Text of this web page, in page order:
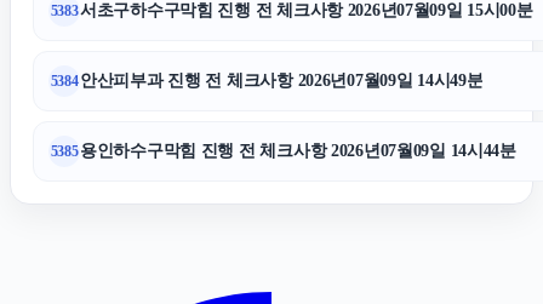
노원구하수구막힘
5383서초구하수구막힘 진행 전 체크사항 2026년07월09일 15시00분
5384안산피부과 진행 전 체크사항 2026년07월09일 14시49분
5385용인하수구막힘 진행 전 체크사항 2026년07월09일 14시44분